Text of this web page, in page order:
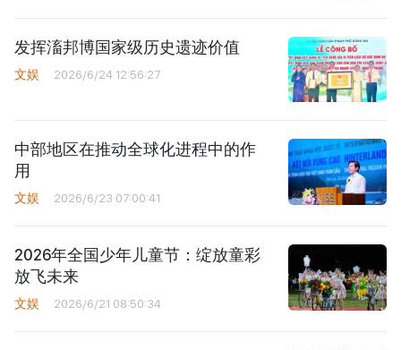
发挥滀邦博国家级历史遗迹价值
文娱 2026/6/24 12:56:27
中部地区在推动全球化进程中的作
用
文娱 2026/6/23 07:00:41
2026年全国少年儿童节：绽放童彩
放飞未来
文娱 2026/6/21 08:50:34